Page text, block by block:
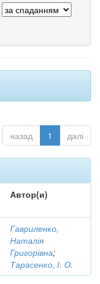
назад 1 далі
Автор(и)
Гавриленко,
Наталія
Григорівна;
Тарасенко, І. О.